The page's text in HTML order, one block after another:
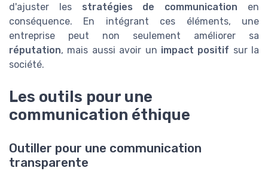
d'ajuster les stratégies de communication en
conséquence. En intégrant ces éléments, une
entreprise peut non seulement améliorer sa
réputation, mais aussi avoir un impact positif sur la
société.
Les outils pour une
communication éthique
Outiller pour une communication
transparente